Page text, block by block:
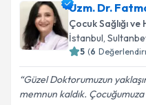
Uzm. Dr.
Çocuk Sağlığı ve
İstanbul,
5 (6
Güzel Doktorumuzun
memnun kaldık. Çocuğumuza